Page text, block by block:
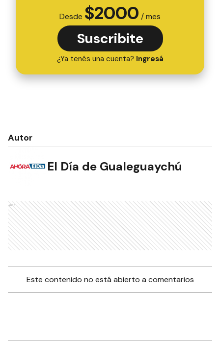
Desde $2000 / mes
Suscribite
¿Ya tenés una cuenta? Ingresá
Autor
El Día de Gualeguaychú
Ads
Este contenido no está abierto a comentarios